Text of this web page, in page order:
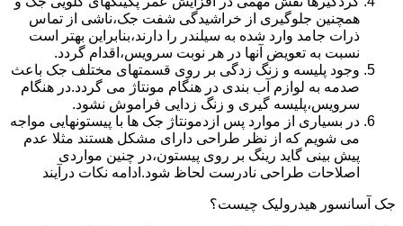
همچنین جلوگیری از خراشیدگی شفت جک،ناشی از تماس
ذرات جامد وارد شده به سیلندر را دارند،بنابراین بهتر است
نسبت به تعویض آنها در هر نوبت سرویس،اقدام گردد.
وجود پلیسه و زنگ زدگی بر روی قسمتهای مختلف جک باعث
صدمه به لوازم آب بندی در هنگام مونتاژ می گردد.در هنگام
سرویس،پلیسه گیری و زنگ زدایی فراموش نشود.
در بسیاری از موارد پس ازدمونتاژ جک ها با پیستونهایی مواجه
می شویم که از نظر طراحی دارای مشکل هستند مثلا عدم
پیش بینی گاید رینگ بر روی پیستون،در چنین مواردی
اصلاحات طراحی نادرست لحاظ شود.ادامه نکات درآیند
جک آسانسور هیدرولیک چیست؟